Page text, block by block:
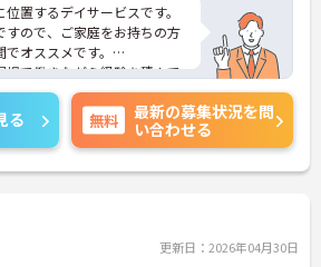
置するデイサービスです。
すので、ご家庭をお持ちの方
オススメです。
場で働きながら経験を積んで
お気軽にお問い合わせくださ
る 無料
最新の募集状況を問
い合わせる
更新日：2026年04月30日